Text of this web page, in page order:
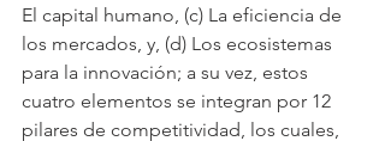
El capital humano, (c) La eficiencia de
los mercados, y, (d) Los ecosistemas
para la innovación; a su vez, estos
cuatro elementos se integran por 12
pilares de competitividad, los cuales,